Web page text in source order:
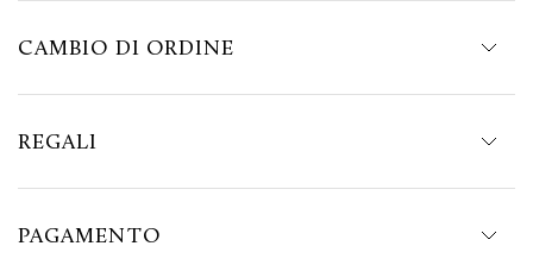
CAMBIO DI ORDINE
REGALI
PAGAMENTO